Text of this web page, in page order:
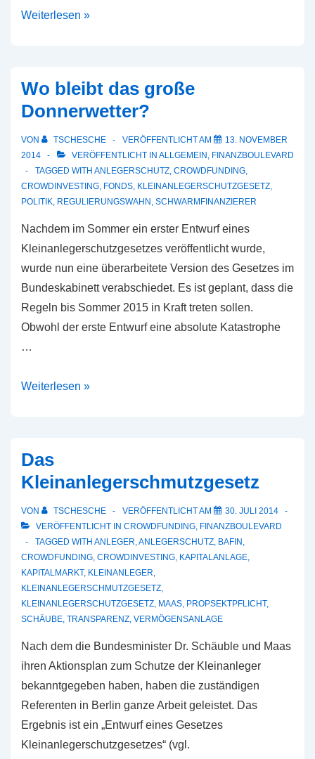
Das
Weiterlesen »
Wo bleibt das große
Donnerwetter?
VON TSCHESCHE VERÖFFENTLICHT AM
13. NOVEMBER
2014
VERÖFFENTLICHT IN ALLGEMEIN, FINANZBOULEVARD
TAGGED WITH ANLEGERSCHUTZ, CROWDFUNDING,
CROWDINVESTING, FONDS, KLEINANLEGERSCHUTZGESETZ,
POLITIK, REGULIERUNGSWAHN, SCHWARMFINANZIERER
Nachdem im Sommer ein erster Entwurf eines
Kleinanlegerschutzgesetzes veröffentlicht wurde,
wurde nun eine überarbeitete Version des Gesetzes im
Bundeskabinett verabschiedet. Es ist geplant, dass die
Regeln bis Sommer 2015 in Kraft treten sollen.
Obwohl der erste Entwurf eine absolute Katastrophe
…
Wo
Donnerwetter?
Weiterlesen »
Das
Kleinanlegerschmutzgesetz
VON TSCHESCHE VERÖFFENTLICHT AM
30. JULI 2014
VERÖFFENTLICHT IN CROWDFUNDING, FINANZBOULEVARD
TAGGED WITH ANLEGER,ANLEGERSCHUTZ, BAFIN,
CROWDFUNDING, CROWDINVESTING, KAPITALANLAGE,
KAPITALMARKT, KLEINANLEGER,
KLEINANLEGERSCHMUTZGESETZ,
KLEINANLEGERSCHUTZGESETZ, MAAS, PROPSEKTPFLICHT,
SCHÄUBE, TRANSPARENZ, VERMÖGENSANLAGE
Nach dem die Bundesminister Dr. Schäuble und Maas
ihren Aktionsplan zum Schutze der Kleinanleger
bekanntgegeben haben, haben die zuständigen
Referenten in Berlin ganze Arbeit geleistet. Das
Ergebnis ist ein „Entwurf eines Gesetzes
Kleinanlegerschutzgesetzes“ (vgl.